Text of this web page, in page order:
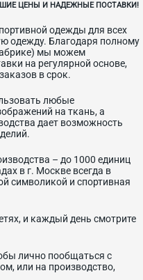
ЦЕНЫ И НАДЕЖНЫЕ ПОСТАВКИ!
одежды для всех
одежду. Благодаря полному
мы можем
на регулярной основе,
в срок.
любые
на ткань, а
дает возможность
– до 1000 единиц
в г. Москве всегда в
символикой и спортивная
и каждый день смотрите
лично пообщаться с
или на производство,